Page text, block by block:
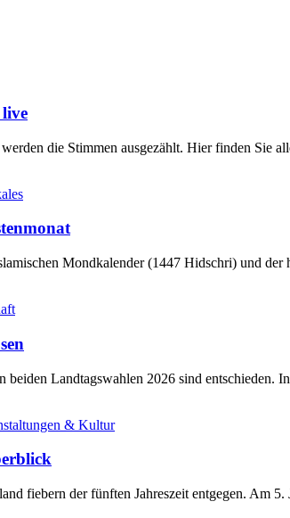
die Stimmen ausgezählt. Hier finden Sie
Mondkalender (1447 Hidschri) und
beiden Landtagswahlen 2026 sind
& Kultur
fiebern der fünften Jahreszeit entgegen. Am